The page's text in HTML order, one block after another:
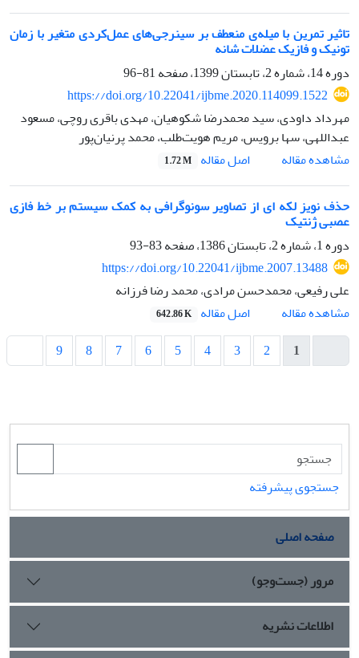
تاثیر تمرین با میله‌ی منعطف بر سینرجی‌های عمل‌کردی متغیر با زمان
تونیک و فازیک عضلات شانه
دوره 14، شماره 2، تابستان 1399، صفحه
81-96
https://doi.org/10.22041/ijbme.2020.114099.1522
مهرداد داودی، سید محمدرضا شکوهیان، مهدی باقری روچی، مسعود
عبداللهی، سها برویس، مریم هویت‌طلب، محمد پرنیان‌پور
مشاهده مقاله
اصل مقاله 1.72 M
حذف نویز لکه ای از تصاویر سونوگرافی به کمک سیستم بر خط فازی
عصبی ژنتیک
دوره 1، شماره 2، تابستان 1386، صفحه
83-93
https://doi.org/10.22041/ijbme.2007.13488
علی رفیعی، محمدحسن مرادی، محمد رضا فرزانه
مشاهده مقاله
اصل مقاله 642.86 K
1
2
3
4
5
6
7
8
9
جستجوی پیشرفته
صفحه اصلی
مرور (جست‌وجو)
اطلاعات نشریه